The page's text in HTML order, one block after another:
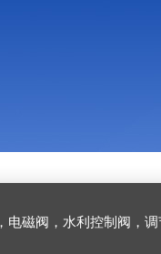
磁阀，水利控制阀，调节